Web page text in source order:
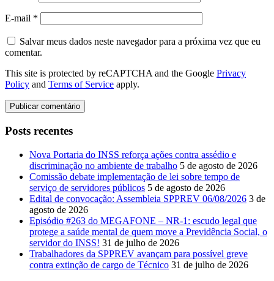
E-mail *
Salvar meus dados neste navegador para a próxima vez que eu
comentar.
This site is protected by reCAPTCHA and the Google Privacy
Policy and Terms of Service apply.
Posts recentes
Nova Portaria do INSS reforça ações contra assédio e
discriminação no ambiente de trabalho 5 de agosto de 2026
Comissão debate implementação de lei sobre tempo de
serviço de servidores públicos 5 de agosto de 2026
Edital de convocação: Assembleia SPPREV 06/08/2026 3 de
agosto de 2026
Episódio #263 do MEGAFONE – NR-1: escudo legal que
protege a saúde mental de quem move a Previdência Social, o
servidor do INSS! 31 de julho de 2026
Trabalhadores da SPPREV avançam para possível greve
contra extinção de cargo de Técnico 31 de julho de 2026